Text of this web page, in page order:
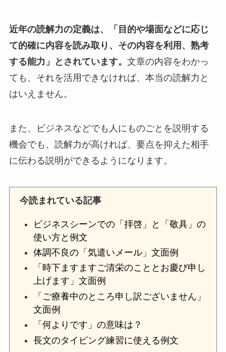
近年の読解力の定義は、「目的や場面などに応じ
て的確に内容を読み取り、その内容を利用、熟考
する能力」とされています。 文章の内容をわかっ
ても、それを活用できなければ、本当の読解力と
はいえません。
また、ビジネスなどでも人にものごとを説明する
機会でも、読解力が高ければ、要点を抑えた相手
に伝わる説明ができるようになります。
今読まれている記事
ビジネスシーンでの「拝啓」と「敬具」の
使い方と例文
体調不良の「気遣いメール」文面例
「時下ますますご清栄のこととお慶び申し
上げます」文面例
「ご療養中のところ申し訳ございません」
文面例
「何よりです」の意味は？
長文のタイピング練習に使える例文